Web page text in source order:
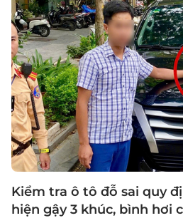
Kiểm tra ô tô đỗ sai quy
hiện gậy 3 khúc, bình hơi